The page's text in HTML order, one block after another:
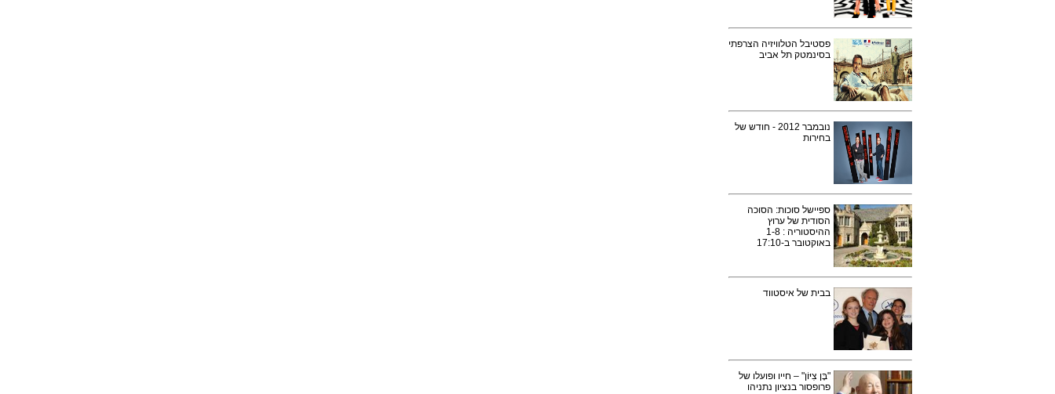
פסטיבל הטלוויזיה הצרפתי
בסינמטק תל אביב
נובמבר 2012 - חודש של
בחירות
ספיישל סוכות: הסוכה
הסודית של ערוץ
ההיסטוריה : 1-8
באוקטובר ב-17:10
בבית של איסטווד
"בֶּן צִיּוֹן" – חייו ופועלו של
פרופסור בנציון נתניהו